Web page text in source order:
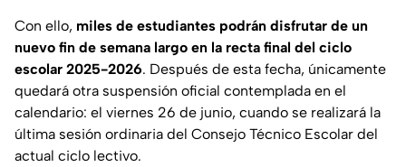
Con ello, miles de estudiantes podrán disfrutar de un
nuevo fin de semana largo en la recta final del ciclo
escolar 2025-2026. Después de esta fecha, únicamente
quedará otra suspensión oficial contemplada en el
calendario: el viernes 26 de junio, cuando se realizará la
última sesión ordinaria del Consejo Técnico Escolar del
actual ciclo lectivo.